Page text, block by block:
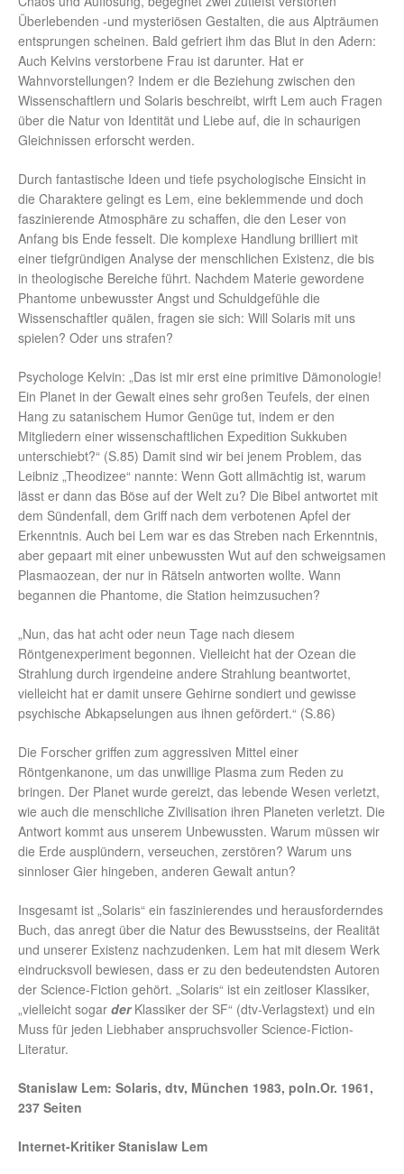
Überlebenden -und mysteriösen Gestalten, die aus Alpträumen
entsprungen scheinen. Bald gefriert ihm das Blut in den Adern:
Auch Kelvins verstorbene Frau ist darunter. Hat er
Wahnvorstellungen? Indem er die Beziehung zwischen den
Wissenschaftlern und Solaris beschreibt, wirft Lem auch Fragen
über die Natur von Identität und Liebe auf, die in schaurigen
Gleichnissen erforscht werden.
Durch fantastische Ideen und tiefe psychologische Einsicht in
die Charaktere gelingt es Lem, eine beklemmende und doch
faszinierende Atmosphäre zu schaffen, die den Leser von
Anfang bis Ende fesselt. Die komplexe Handlung brilliert mit
einer tiefgründigen Analyse der menschlichen Existenz, die bis
in theologische Bereiche führt. Nachdem Materie gewordene
Phantome unbewusster Angst und Schuldgefühle die
Wissenschaftler quälen, fragen sie sich: Will Solaris mit uns
spielen? Oder uns strafen?
Psychologe Kelvin: „Das ist mir erst eine primitive Dämonologie!
Ein Planet in der Gewalt eines sehr großen Teufels, der einen
Hang zu satanischem Humor Genüge tut, indem er den
Mitgliedern einer wissenschaftlichen Expedition Sukkuben
unterschiebt?“ (S.85) Damit sind wir bei jenem Problem, das
Leibniz „Theodizee“ nannte: Wenn Gott allmächtig ist, warum
lässt er dann das Böse auf der Welt zu? Die Bibel antwortet mit
dem Sündenfall, dem Griff nach dem verbotenen Apfel der
Erkenntnis. Auch bei Lem war es das Streben nach Erkenntnis,
aber gepaart mit einer unbewussten Wut auf den schweigsamen
Plasmaozean, der nur in Rätseln antworten wollte. Wann
begannen die Phantome, die Station heimzusuchen?
„Nun, das hat acht oder neun Tage nach diesem
Röntgenexperiment begonnen. Vielleicht hat der Ozean die
Strahlung durch irgendeine andere Strahlung beantwortet,
vielleicht hat er damit unsere Gehirne sondiert und gewisse
psychische Abkapselungen aus ihnen gefördert.“ (S.86)
Die Forscher griffen zum aggressiven Mittel einer
Röntgenkanone, um das unwillige Plasma zum Reden zu
bringen. Der Planet wurde gereizt, das lebende Wesen verletzt,
wie auch die menschliche Zivilisation ihren Planeten verletzt. Die
Antwort kommt aus unserem Unbewussten. Warum müssen wir
die Erde ausplündern, verseuchen, zerstören? Warum uns
sinnloser Gier hingeben, anderen Gewalt antun?
Insgesamt ist „Solaris“ ein faszinierendes und herausforderndes
Buch, das anregt über die Natur des Bewusstseins, der Realität
und unserer Existenz nachzudenken. Lem hat mit diesem Werk
eindrucksvoll bewiesen, dass er zu den bedeutendsten Autoren
der Science-Fiction gehört. „Solaris“ ist ein zeitloser Klassiker,
„vielleicht sogar der Klassiker der SF“ (dtv-Verlagstext) und ein
Muss für jeden Liebhaber anspruchsvoller Science-Fiction-
Literatur.
Stanislaw Lem: Solaris, dtv, München 1983, poln.Or. 1961,
237 Seiten
Internet-Kritiker Stanislaw Lem